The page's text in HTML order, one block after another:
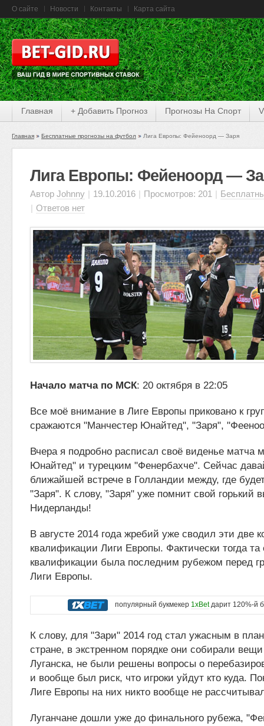
О сайте Новости Контакты Карта сайта
Главная + Добавить Прогноз Прогнозы На Спорт
Главная Бесплатные прогнозы на футбол Лига Европы: Фейеноорд — Заря
Лига Европы: Фейеноорд —
Автор Johnny | 19.10.2016 | Просмотров: 201 |
| Ответов нет
Начало матча по МСК: 20 октября в 22:05
Все моё внимание в Лиге Европы приковано к
сражаются "Манчестер Юнайтед", "Заря",
Вчера я подробно расписал своё виденье матча
Юнайтед" и турецким "Фенербахче". Сейчас
ближайшей встрече в Голландии между, где будет
"Заря". К слову, "Заря" уже помнит свой горький
Нидерланды!
В августе 2014 года жребий уже сводил эти две
квалификации Лиги Европы. Фактически тогда та
квалификации была последним рубежом перед
Лиги Европы.
популярный букмекер 1xBetдарит 120%-й
К слову, для "Зари" 2014 год стал ужасным в
стране, в экстренном порядке они собирали
Луганска, не были решены вопросы о
и вообще был риск, что игроки уйдут кто куда.
Лиге Европы на них никто вообще не
Луганчане дошли уже до финального рубежа,